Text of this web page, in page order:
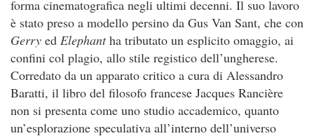
forma cinematografica negli ultimi decenni. Il suo lavoro
è stato preso a modello persino da Gus Van Sant, che con
Gerry ed Elephantha tributato un esplicito omaggio, ai
confini col plagio, allo stile registico dell’ungherese.
Corredato da un apparato critico a cura di Alessandro
Baratti, il libro del filosofo francese Jacques Rancière
non si presenta come uno studio accademico, quanto
un’esplorazione speculativa all’interno dell’universo